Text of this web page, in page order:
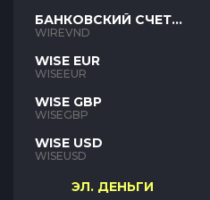
БАНКОВСКИЙ СЧЕТ
VND
WIREVND
WISE EUR
WISEEUR
WISE GBP
WISEGBP
WISE USD
WISEUSD
ЭЛ. ДЕНЬГИ